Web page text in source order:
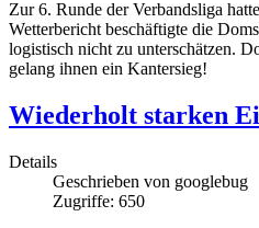
Zur 6. Runde der Verbandsliga
Wetterbericht beschäftigte die
logistisch nicht zu unterschätzen.
gelang ihnen ein Kantersieg!
Wiederholt starken
Details
Geschrieben von googlebug
Zugriffe: 650